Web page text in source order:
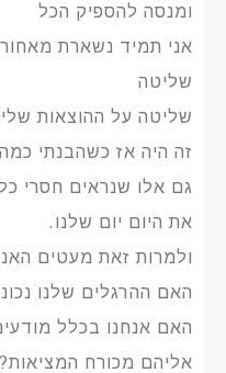
ומנסה להספיק הכל
אני תמיד נשארת
שליטה
שליטה על ההוצאות
זה היה אז כשהבנתי
גם אלו שנראים חסרי
את היום יום שלנו.
ולמרות זאת מעטים
האם ההרגלים שלנו
האם אנחנו בכלל
אליהם מכורח המציאות?